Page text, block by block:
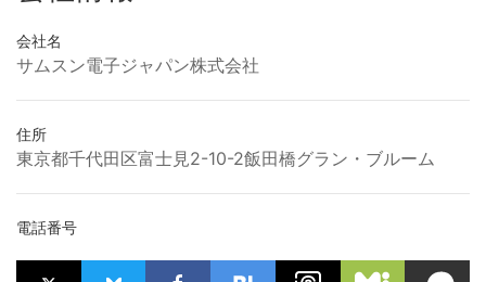
会社名
サムスン電子ジャパン株式会社
住所
東京都千代田区富士見2-10-2飯田橋グラン・ブルーム
電話番号